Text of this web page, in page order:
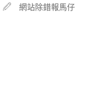
網站除錯報馬仔